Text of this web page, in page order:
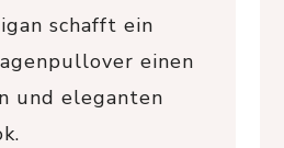
schafft ein
einen
und eleganten